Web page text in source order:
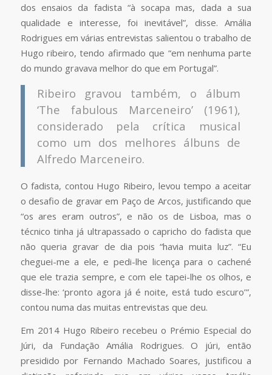
dos ensaios da fadista “à socapa mas, dada a sua
qualidade e interesse, foi inevitável”, disse. Amália
Rodrigues em várias entrevistas salientou o trabalho de
Hugo ribeiro, tendo afirmado que “em nenhuma parte
do mundo gravava melhor do que em Portugal”.
Ribeiro gravou também, o álbum
‘The fabulous Marceneiro’ (1961),
considerado pela crítica musical
como um dos melhores álbuns de
Alfredo Marceneiro.
O fadista, contou Hugo Ribeiro, levou tempo a aceitar
o desafio de gravar em Paço de Arcos, justificando que
“os ares eram outros”, e não os de Lisboa, mas o
técnico tinha já ultrapassado o capricho do fadista que
não queria gravar de dia pois “havia muita luz”. “Eu
cheguei-me a ele, e pedi-lhe licença para o cachené
que ele trazia sempre, e com ele tapei-lhe os olhos, e
disse-lhe: ‘pronto agora já é noite, está tudo escuro’”,
contou numa das muitas entrevistas que deu.
Em 2014 Hugo Ribeiro recebeu o Prémio Especial do
Júri, da Fundação Amália Rodrigues. O júri, então
presidido por Fernando Machado Soares, justificou a